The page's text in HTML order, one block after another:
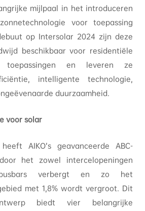
mijlpaal in het introduceren
voor toepassing
op Intersolar 2024 zijn deze
beschikbaar voor residentiële
toepassingen en leveren ze
intelligente technologie,
duurzaamheid.
voor solar
AIKO’s geavanceerde ABC-
het zowel intercelopeningen
verbergt en zo het
met 1,8% wordt vergroot. Dit
biedt vier belangrijke